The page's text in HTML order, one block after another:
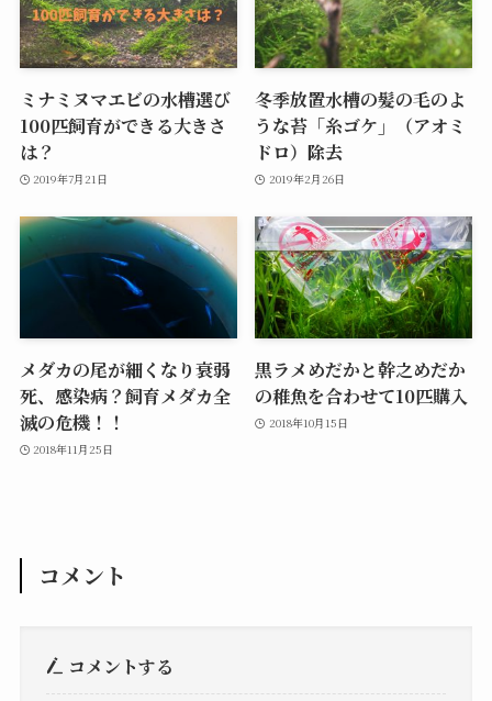
ミナミヌマエビの水槽選び
100匹飼育ができる大きさ
は？
2019年7月21日
冬季放置水槽の髪の毛のよ
うな苔「糸ゴケ」（アオミ
ドロ）除去
2019年2月26日
メダカの尾が細くなり衰弱
死、感染病？飼育メダカ全
滅の危機！！
2018年11月25日
黒ラメめだかと幹之めだか
の稚魚を合わせて10匹購入
2018年10月15日
コメント
コメントする